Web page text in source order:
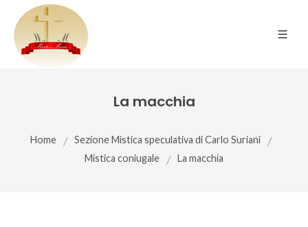
La macchia
Home / Sezione Mistica speculativa di Carlo Suriani /
Mistica coniugale / La macchia